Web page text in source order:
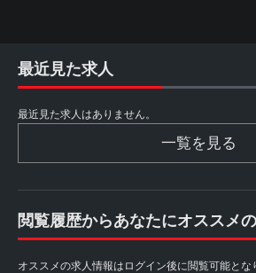
最近見た求人
最近見た求人はありません。
一覧を見る
閲覧履歴からあなたにオススメ
オススメの求人情報はログイン後に閲覧可能とな